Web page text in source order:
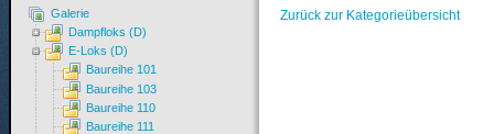
Zurück zur Kategorieübersicht
Galerie
Dampfloks (D)
E-Loks (D)
Baureihe 101
Baureihe 103
Baureihe 110
Baureihe 111